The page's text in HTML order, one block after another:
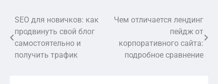
Навигация
по
записям
SEO для новичков: как
продвинуть свой блог
самостоятельно и
получить трафик
Чем отличается лендинг
пейдж от
корпоративного сайта:
подробное сравнение